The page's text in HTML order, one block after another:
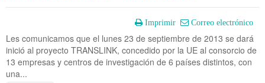
Imprimir Correo electrónico
Les comunicamos que el lunes 23 de septiembre de 2013 se dará
inició al proyecto TRANSLINK, concedido por la UE al consorcio de
13 empresas y centros de investigación de 6 países distintos, con
una...